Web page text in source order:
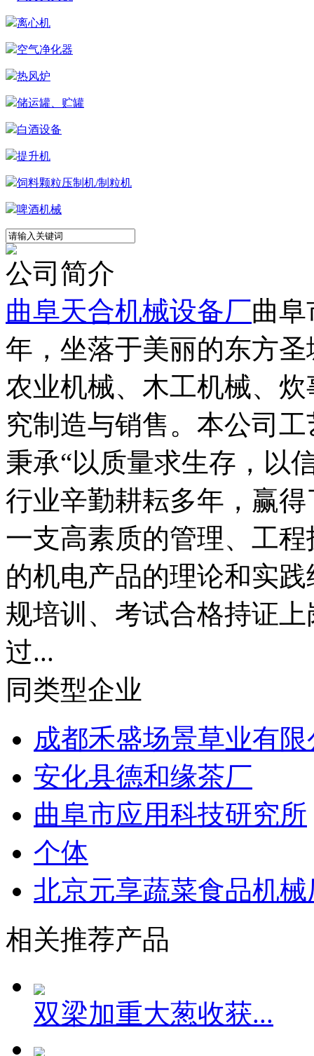
风力灭火机
离心机
空气净化器
热风炉
储运罐、贮罐
白酒设备
提升机
饲料颗粒压制机/制粒机
啤酒机械
公司简介
曲阜天合机械设备厂曲阜
年，坐落于美丽的东方
农业机械、木工机械、
究制造与销售。本公司
秉承“以质量求生存，以
行业辛勤耕耘多年，赢
一支高素质的管理、工
的机电产品的理论和实
规培训、考试合格持证
过...
同类型企业
成都禾盛场景草业有限
安化县德和缘茶厂
曲阜市应用科技研究所
个体
北京元享蔬菜食品机械
相关推荐产品
双梁加重大葱收获...